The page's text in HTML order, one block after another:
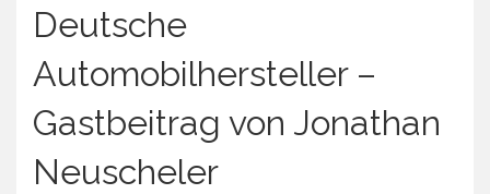
Deutsche
Automobilhersteller –
Gastbeitrag von Jonathan
Neuscheler